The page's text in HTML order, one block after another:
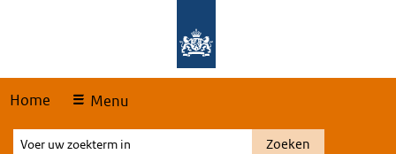
Home Menu
Voer
Zoeken